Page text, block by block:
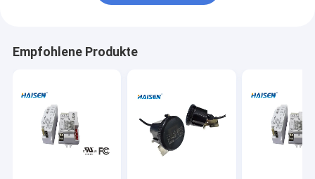
Empfohlene Produkte